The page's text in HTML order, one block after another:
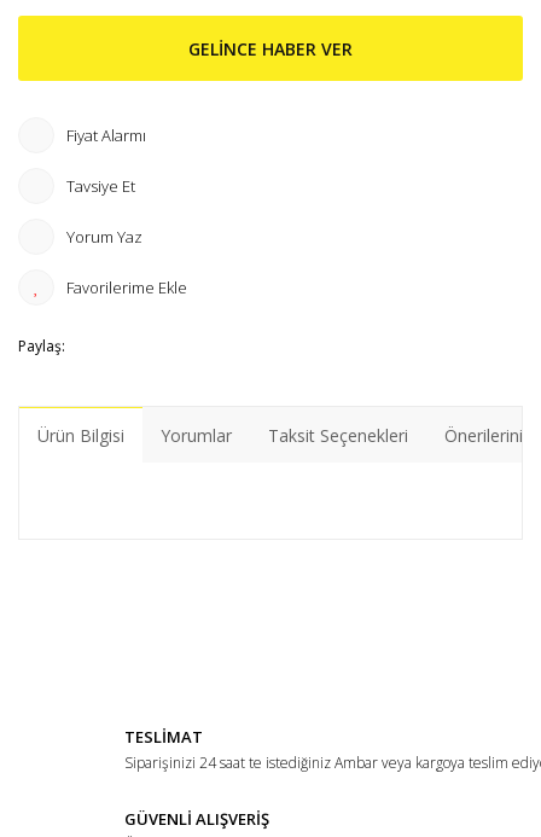
GELİNCE HABER VER
Fiyat Alarmı
Tavsiye Et
Yorum Yaz
Paylaş:
Ürün Bilgisi Yorumlar Taksit Seçenekleri Önerileriniz
Ürün açıklamasında eksik bilgiler bulunuyor.
Ürün fiyatı diğer sitelerden daha pahalı.
TESLİMAT
Siparişinizi 24 saat te istediğiniz Ambar veya kargoya teslim
GÜVENLİ ALIŞVERİŞ